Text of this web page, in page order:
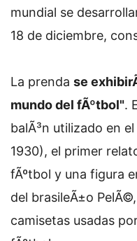
mundial se
18 de diciembre,
La prenda se
mundo del fÃºtbol".
balÃ³n utilizado en
1930), el primer
fÃºtbol y una figura
del brasileÃ±o
camisetas usadas